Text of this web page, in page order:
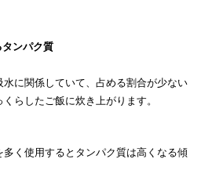
ンパク質
水に関係していて、占める割合が少ない
くらしたご飯に炊き上がります。
く使用するとタンパク質は高くなる傾